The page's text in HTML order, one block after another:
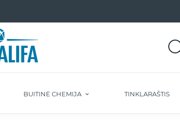
BUITINĖ CHEMIJA TINKLARAŠTIS